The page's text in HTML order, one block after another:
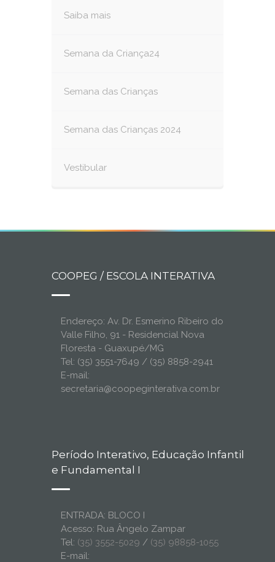
Saiba mais
Semana da Criança24
Semana das Crianças
Semana das Crianças 2024
Vestibular
COOPEG / ESCOLA INTERATIVA
Endereço: Av. Dr. Esmerino Ribeiro do
Valle Filho, 91 - Residencial Nova
Floresta - Guaxupé/MG
Tel: (35) 3551-7649 / (35) 8858-2941
E-mail:
secretaria@coopeginterativa.com.br
Período Interativo, Educação Infantil
e Fundamental I
ENTRADA: BLOCO I
Acesso: Rua Ângelo Zampar
Tel: (35) 3552-5029 / (35) 98858-1055
E-mail: